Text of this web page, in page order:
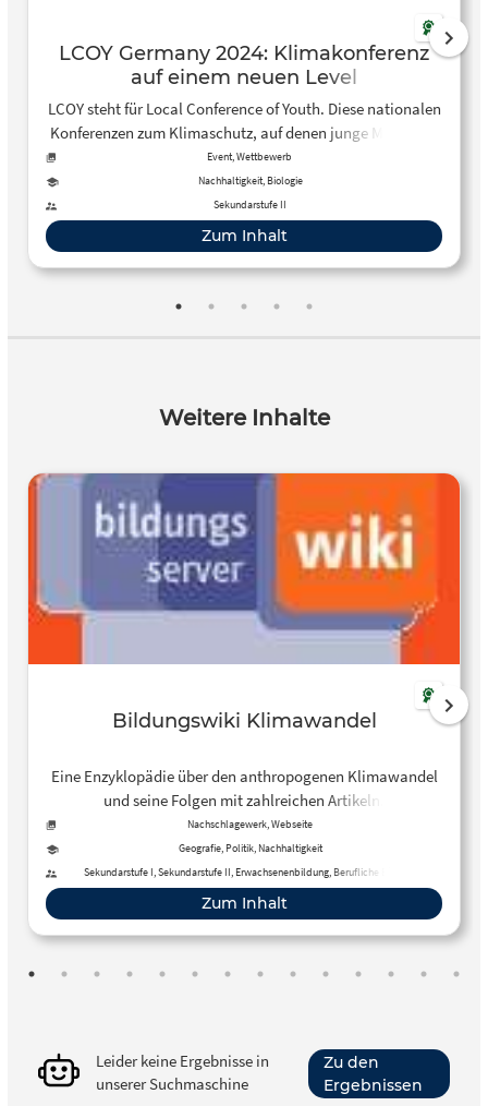
LCOY Germany 2024: Klimakonferenz
auf einem neuen Level
LCOY steht für Local Conference of Youth. Diese nationalen
Konferenzen zum Klimaschutz, auf denen junge Menschen
zusammenkommen, um gemeinsam die Zukunft zu
gestalten und Ideen für eine nachhaltige,
umweltfreundlichere Welt zu entwickeln, sind Ableger der
COY (Conference of Youth). Sei auch Du dieses Jahr vom
25. bis 27.Oktober in Berlin dabei.
Event, Wettbewerb
Nachhaltigkeit, Biologie
Sekundarstufe II
Zum Inhalt
Weitere Inhalte
Bildungswiki Klimawandel
Eine Enzyklopädie über den anthropogenen Klimawandel
und seine Folgen mit zahlreichen Artikeln.
Nachschlagewerk, Webseite
Geografie, Politik, Nachhaltigkeit
Sekundarstufe I, Sekundarstufe II, Erwachsenenbildung, Berufliche Bildung
Zum Inhalt
Leider keine Ergebnisse in
unserer Suchmaschine
Zu den
Ergebnissen